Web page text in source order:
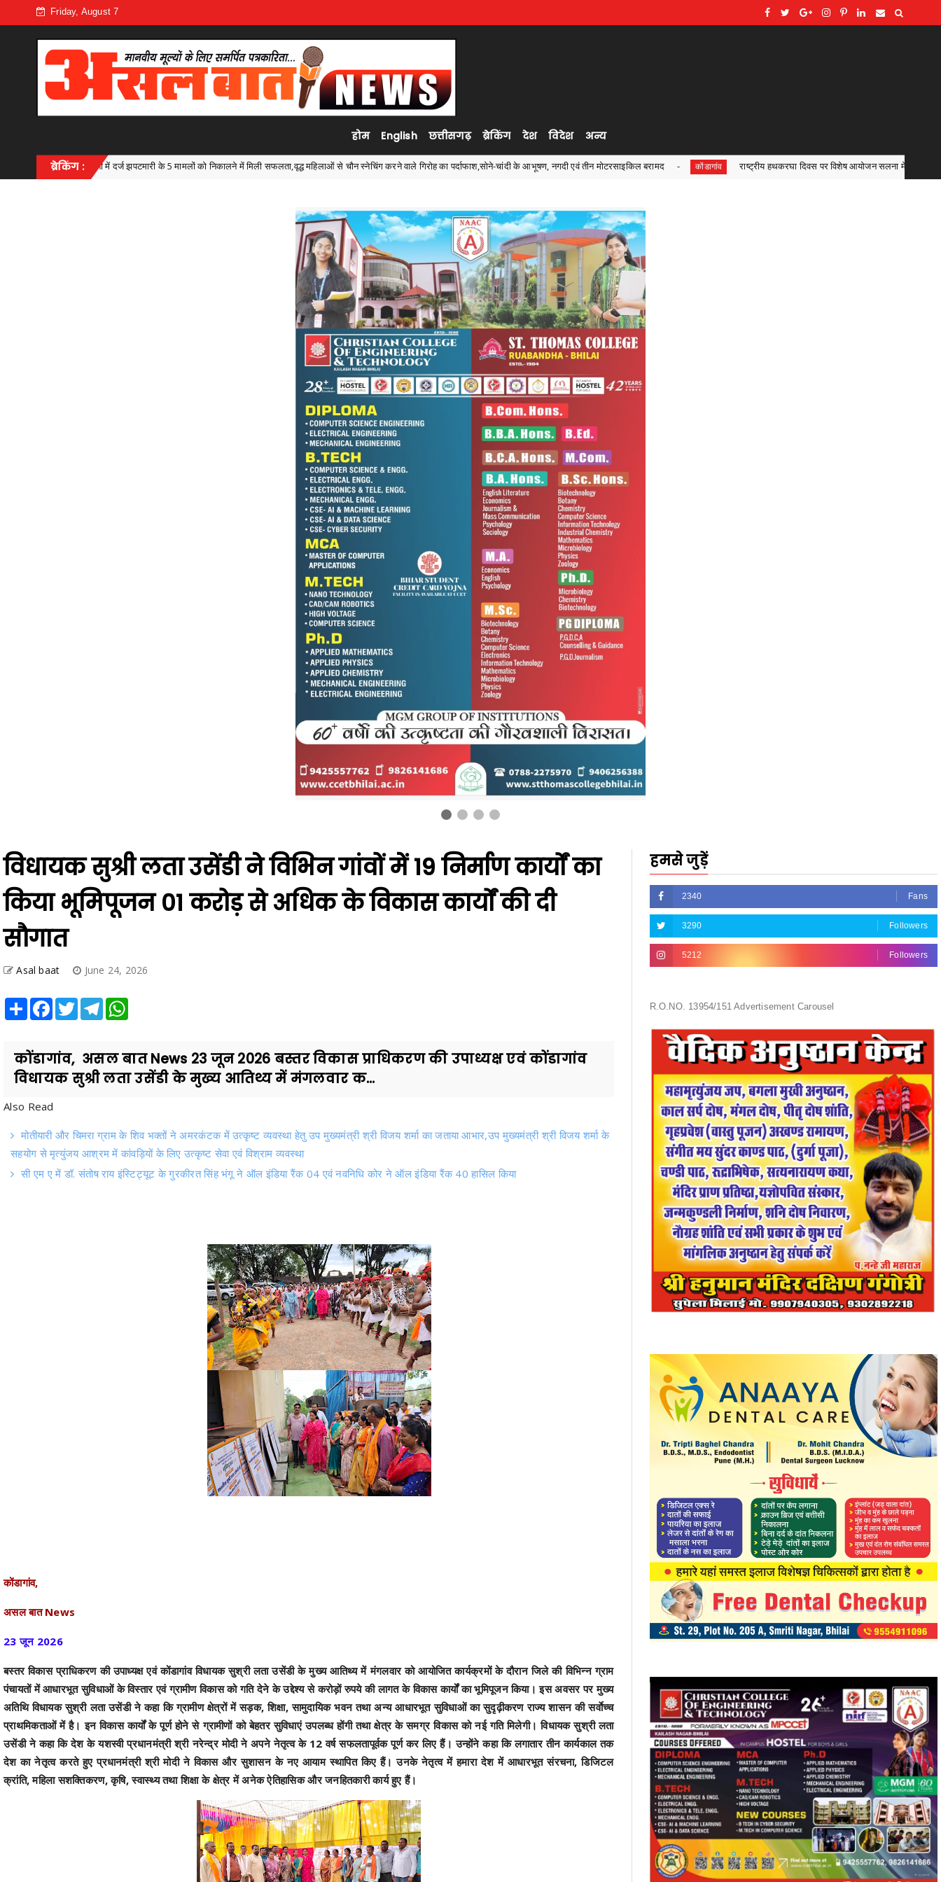
Friday, August 7
होम English छत्तीसगढ़ ब्रेकिंग देश विदेश अन्य
ब्रेकिंग :
के 5 मामलों को निकालने में मिली सफलता,वृद्ध महिलाओं से चौन स्नेचिंग करने वाले गिरोह का पर्दाफाश,सोने-चांदी के आभूषण, नगदी एवं तीन मोटरसाइकिल बरामद कोंडागांव राष्ट्रीय हथकरघा दिवस पर विशेष आयोजन सलना में ‘नवीन बुनाई’ प्रशिक्षण कार्यक्रम का शुभारंभ
विधायक सुश्री लता उसेंडी ने विभिन गांवों में 19 निर्माण कार्यों का
किया भूमिपूजन 01 करोड़ से अधिक के विकास कार्यों की दी
सौगात
Asal baat June 24, 2026
Share Facebook
Twitter Telegram
कोंडागांव, असल बात News 23 जून 2026 बस्तर विकास प्राधिकरण की उपाध्यक्ष एवं कोंडागांव
विधायक सुश्री लता उसेंडी के मुख्य आतिथ्य में मंगलवार क...
Also Read
मोतीयारी और चिमरा ग्राम के शिव भक्तों ने अमरकंटक में उत्कृष्ट व्यवस्था हेतु उप मुख्यमंत्री श्री विजय शर्मा का जताया आभार,उप मुख्यमंत्री श्री विजय शर्मा के
सहयोग से मृत्युंजय आश्रम में कांवड़ियों के लिए उत्कृष्ट सेवा एवं विश्राम व्यवस्था
सी एम ए में डॉ. संतोष राय इंस्टिट्यूट के गुरकीरत सिंह भंगू ने ऑल इंडिया रैंक 04 एवं नवनिधि कोर ने ऑल इंडिया रैंक 40 हासिल किया
कोंडागांव,
असल बात News
23 जून 2026
बस्तर विकास प्राधिकरण की उपाध्यक्ष एवं कोंडागांव विधायक सुश्री लता उसेंडी के मुख्य आतिथ्य में मंगलवार को आयोजित कार्यक्रमों के दौरान जिले की विभिन्न ग्राम
पंचायतों में आधारभूत सुविधाओं के विस्तार एवं ग्रामीण विकास को गति देने के उद्देश्य से करोड़ों रुपये की लागत के विकास कार्यों का भूमिपूजन किया। इस अवसर पर मुख्य
अतिथि विधायक सुश्री लता उसेंडी ने कहा कि ग्रामीण क्षेत्रों में सड़क, शिक्षा, सामुदायिक भवन तथा अन्य आधारभूत सुविधाओं का सुदृढ़ीकरण राज्य शासन की सर्वाेच्च
प्राथमिकताओं में है। इन विकास कार्यों के पूर्ण होने से ग्रामीणों को बेहतर सुविधाएं उपलब्ध होंगी तथा क्षेत्र के समग्र विकास को नई गति मिलेगी। विधायक सुश्री लता
उसेंडी ने कहा कि देश के यशस्वी प्रधानमंत्री श्री नरेन्द्र मोदी ने अपने नेतृत्व के 12 वर्ष सफलतापूर्वक पूर्ण कर लिए हैं। उन्होंने कहा कि लगातार तीन कार्यकाल तक
देश का नेतृत्व करते हुए प्रधानमंत्री श्री मोदी ने विकास और सुशासन के नए आयाम स्थापित किए हैं। उनके नेतृत्व में हमारा देश में आधारभूत संरचना, डिजिटल
क्रांति, महिला सशक्तिकरण, कृषि, स्वास्थ्य तथा शिक्षा के क्षेत्र में अनेक ऐतिहासिक और जनहितकारी कार्य हुए हैं।
हमसे जुड़ें
2340 Fans
3290 Followers
5212 Followers
R.O.NO. 13954/151 Advertisement Carousel